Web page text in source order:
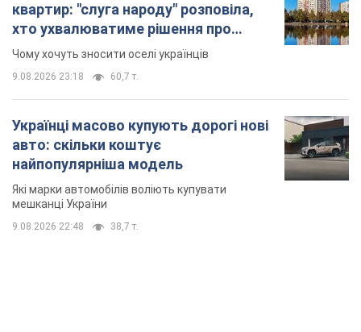
квартир: "слуга народу" розповіла,
хто ухвалюватиме рішення про
знесення будинків
Чому хочуть зносити оселі українців
9.08.2026 23:18 60,7 т.
Українці масово купують дорогі нові
авто: скільки коштує
найпопулярніша модель
Які марки автомобілів воліють купувати
мешканці України
9.08.2026 22:48 38,7 т.